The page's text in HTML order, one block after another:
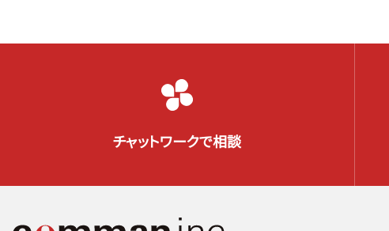
チャットワークで相談